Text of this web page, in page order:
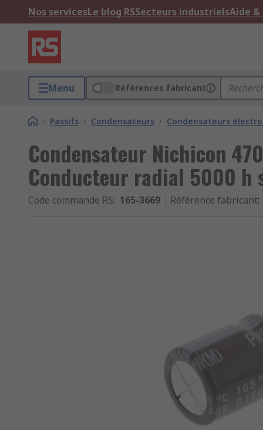
Nos servicesLe blog RSSecteurs industrielsAide
Menu Références fabricant
/ Passifs / Condensateurs / Condensateurs
Condensateur Nichicon
Conducteur radial 5000 h
Code commande RS: 165-3669 Référence fabricant: